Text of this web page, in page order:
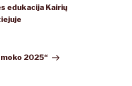
edukacija Kairių
2025“